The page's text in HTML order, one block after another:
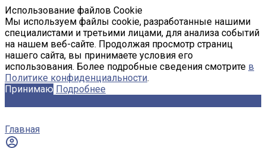
Использование файлов Cookie
Мы используем файлы cookie, разработанные нашими
специалистами и третьими лицами, для анализа событий
на нашем веб-сайте. Продолжая просмотр страниц
нашего сайта, вы принимаете условия его
использования. Более подробные сведения смотрите в
Политике конфиденциальности.
Принимаю Подробнее
Главная